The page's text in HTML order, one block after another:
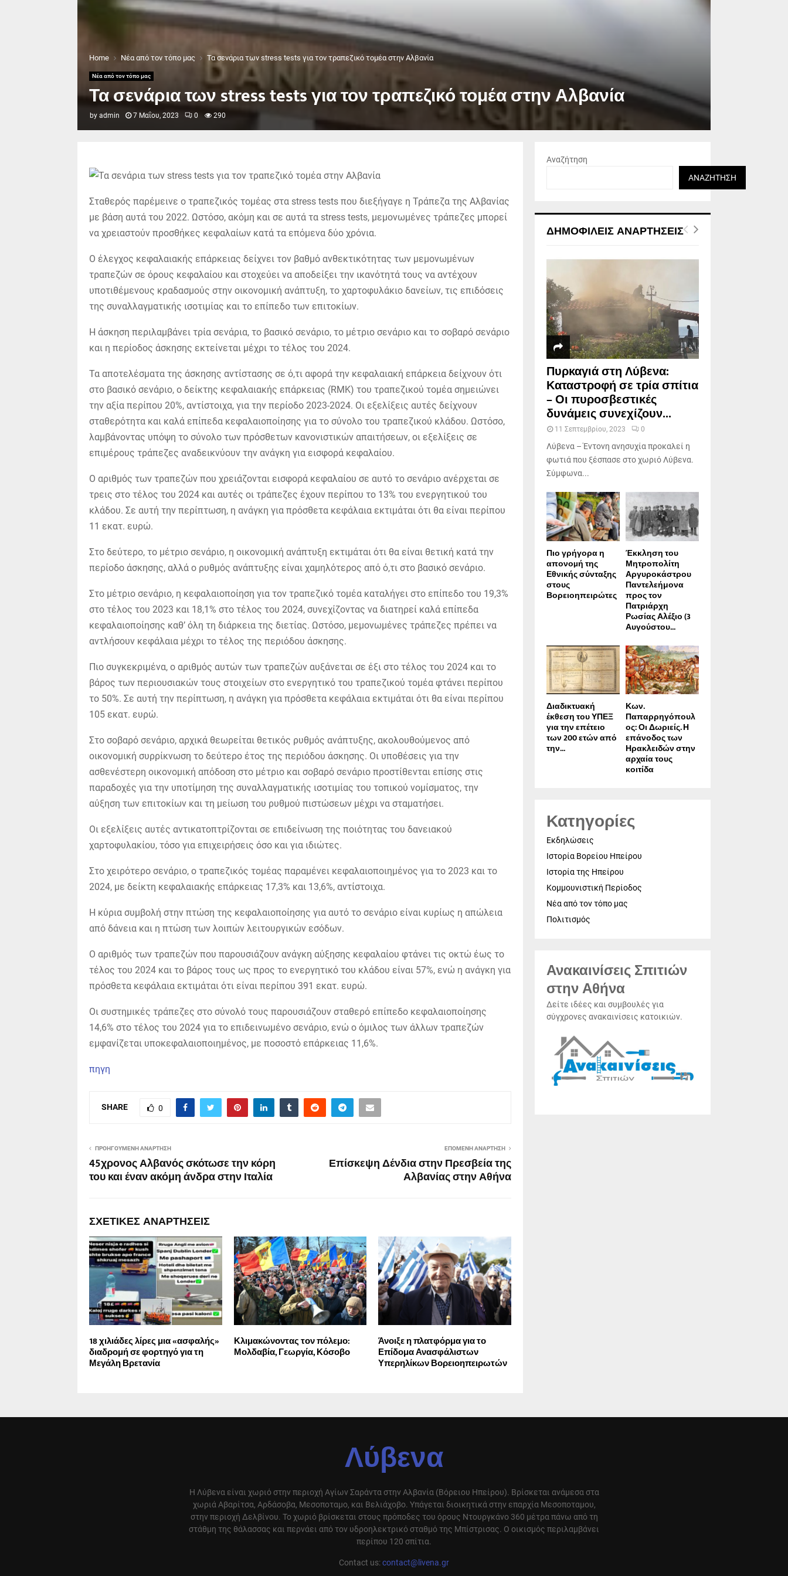
Home Νέα από τον τόπο μας Τα σενάρια των stress tests για τον τραπεζικό τομέα στην Αλβανία
Νέα από τον τόπο μας
Τα σενάρια των stress tests για τον τραπεζικό τομέα στην Αλβανία
by admin 7 Μαΐου, 2023 0 290
Σταθερός παρέμεινε ο τραπεζικός τομέας στα stress tests που διεξήγαγε η Τράπεζα της Αλβανίας
με βάση αυτά του 2022. Ωστόσο, ακόμη και σε αυτά τα stress tests, μεμονωμένες τράπεζες μπορεί
να χρειαστούν προσθήκες κεφαλαίων κατά τα επόμενα δύο χρόνια.
Ο έλεγχος κεφαλαιακής επάρκειας δείχνει τον βαθμό ανθεκτικότητας των μεμονωμένων
τραπεζών σε όρους κεφαλαίου και στοχεύει να αποδείξει την ικανότητά τους να αντέχουν
υποτιθέμενους κραδασμούς στην οικονομική ανάπτυξη, το χαρτοφυλάκιο δανείων, τις επιδόσεις
της συναλλαγματικής ισοτιμίας και το επίπεδο των επιτοκίων.
Η άσκηση περιλαμβάνει τρία σενάρια, το βασικό σενάριο, το μέτριο σενάριο και το σοβαρό σενάριο
και η περίοδος άσκησης εκτείνεται μέχρι το τέλος του 2024.
Τα αποτελέσματα της άσκησης αντίστασης σε ό,τι αφορά την κεφαλαιακή επάρκεια δείχνουν ότι
στο βασικό σενάριο, ο δείκτης κεφαλαιακής επάρκειας (RMK) του τραπεζικού τομέα σημειώνει
την αξία περίπου 20%, αντίστοιχα, για την περίοδο 2023-2024. Οι εξελίξεις αυτές δείχνουν
σταθερότητα και καλά επίπεδα κεφαλαιοποίησης για το σύνολο του τραπεζικού κλάδου. Ωστόσο,
λαμβάνοντας υπόψη το σύνολο των πρόσθετων κανονιστικών απαιτήσεων, οι εξελίξεις σε
επιμέρους τράπεζες αναδεικνύουν την ανάγκη για εισφορά κεφαλαίου.
Ο αριθμός των τραπεζών που χρειάζονται εισφορά κεφαλαίου σε αυτό το σενάριο ανέρχεται σε
τρεις στο τέλος του 2024 και αυτές οι τράπεζες έχουν περίπου το 13% του ενεργητικού του
κλάδου. Σε αυτή την περίπτωση, η ανάγκη για πρόσθετα κεφάλαια εκτιμάται ότι θα είναι περίπου
11 εκατ. ευρώ.
Στο δεύτερο, το μέτριο σενάριο, η οικονομική ανάπτυξη εκτιμάται ότι θα είναι θετική κατά την
περίοδο άσκησης, αλλά ο ρυθμός ανάπτυξης είναι χαμηλότερος από ό,τι στο βασικό σενάριο.
Στο μέτριο σενάριο, η κεφαλαιοποίηση για τον τραπεζικό τομέα καταλήγει στο επίπεδο του 19,3%
στο τέλος του 2023 και 18,1% στο τέλος του 2024, συνεχίζοντας να διατηρεί καλά επίπεδα
κεφαλαιοποίησης καθ’ όλη τη διάρκεια της διετίας. Ωστόσο, μεμονωμένες τράπεζες πρέπει να
αντλήσουν κεφάλαια μέχρι το τέλος της περιόδου άσκησης.
Πιο συγκεκριμένα, ο αριθμός αυτών των τραπεζών αυξάνεται σε έξι στο τέλος του 2024 και το
βάρος των περιουσιακών τους στοιχείων στο ενεργητικό του τραπεζικού τομέα φτάνει περίπου
το 50%. Σε αυτή την περίπτωση, η ανάγκη για πρόσθετα κεφάλαια εκτιμάται ότι θα είναι περίπου
105 εκατ. ευρώ.
Στο σοβαρό σενάριο, αρχικά θεωρείται θετικός ρυθμός ανάπτυξης, ακολουθούμενος από
οικονομική συρρίκνωση το δεύτερο έτος της περιόδου άσκησης. Οι υποθέσεις για την
ασθενέστερη οικονομική απόδοση στο μέτριο και σοβαρό σενάριο προστίθενται επίσης στις
παραδοχές για την υποτίμηση της συναλλαγματικής ισοτιμίας του τοπικού νομίσματος, την
αύξηση των επιτοκίων και τη μείωση του ρυθμού πιστώσεων μέχρι να σταματήσει.
Οι εξελίξεις αυτές αντικατοπτρίζονται σε επιδείνωση της ποιότητας του δανειακού
χαρτοφυλακίου, τόσο για επιχειρήσεις όσο και για ιδιώτες.
Στο χειρότερο σενάριο, ο τραπεζικός τομέας παραμένει κεφαλαιοποιημένος για το 2023 και το
2024, με δείκτη κεφαλαιακής επάρκειας 17,3% και 13,6%, αντίστοιχα.
Η κύρια συμβολή στην πτώση της κεφαλαιοποίησης για αυτό το σενάριο είναι κυρίως η απώλεια
από δάνεια και η πτώση των λοιπών λειτουργικών εσόδων.
Ο αριθμός των τραπεζών που παρουσιάζουν ανάγκη αύξησης κεφαλαίου φτάνει τις οκτώ έως το
τέλος του 2024 και το βάρος τους ως προς το ενεργητικό του κλάδου είναι 57%, ενώ η ανάγκη για
πρόσθετα κεφάλαια εκτιμάται ότι είναι περίπου 391 εκατ. ευρώ.
Οι συστημικές τράπεζες στο σύνολό τους παρουσιάζουν σταθερό επίπεδο κεφαλαιοποίησης
14,6% στο τέλος του 2024 για το επιδεινωμένο σενάριο, ενώ ο όμιλος των άλλων τραπεζών
εμφανίζεται υποκεφαλαιοποιημένος, με ποσοστό επάρκειας 11,6%.
πηγη
SHARE 0
ΠΡΟΗΓΟΎΜΕΝΗ ΑΝΆΡΤΗΣΗ
45χρονος Αλβανός σκότωσε την κόρη
του και έναν ακόμη άνδρα στην Ιταλία
ΕΠΌΜΕΝΗ ΑΝΆΡΤΗΣΗ
Επίσκεψη Δένδια στην Πρεσβεία της
Αλβανίας στην Αθήνα
ΣΧΕΤΙΚΈΣ ΑΝΑΡΤΉΣΕΙΣ
18 χιλιάδες λίρες μια «ασφαλής»
διαδρομή σε φορτηγό για τη
Μεγάλη Βρετανία
Κλιμακώνοντας τον πόλεμο:
Μολδαβία, Γεωργία, Κόσοβο
Άνοιξε η πλατφόρμα για το
Επίδομα Ανασφάλιστων
Υπερηλίκων Βορειοηπειρωτών
Αναζήτηση
ΑΝΑΖΉΤΗΣΗ
ΔΗΜΟΦΙΛΕΊΣ ΑΝΑΡΤΉΣΕΙΣ
Πυρκαγιά στη Λύβενα:
Καταστροφή σε τρία σπίτια
– Οι πυροσβεστικές
δυνάμεις συνεχίζουν...
11 Σεπτεμβρίου, 2023 0
Λύβενα – Έντονη ανησυχία προκαλεί η
φωτιά που ξέσπασε στο χωριό Λύβενα.
Σύμφωνα...
Πιο γρήγορα η
απονοµή της
Εθνικής σύνταξης
στους
Βορειοηπειρώτες
Έκκληση του
Μητροπολίτη
Αργυροκάστρου
Παντελεήμονα
προς τον
Πατριάρχη
Ρωσίας Αλέξιο (3
Αυγούστου...
Διαδικτυακή
έκθεση του ΥΠΕΞ
για την επέτειο
των 200 ετών από
την...
Κων.
Παπαρρηγόπουλ
ος: Οι Δωριείς. Η
επάνοδος των
Ηρακλειδών στην
αρχαία τους
κοιτίδα
Κατηγορίες
Εκδηλώσεις
Ιστορία Βορείου Ηπείρου
Ιστορία της Ηπείρου
Κομμουνιστική Περίοδος
Νέα από τον τόπο μας
Πολιτισμός
Ανακαινίσεις Σπιτιών
στην Αθήνα
Δείτε ιδέες και συμβουλές για
σύγχρονες ανακαινίσεις κατοικιών.
Λύβενα
Η Λύβενα είναι χωριό στην περιοχή Αγίων Σαράντα στην Αλβανία (Βόρειου Ηπείρου). Βρίσκεται ανάμεσα στα
χωριά Αβαρίτσα, Αρδάσοβα, Μεσοποταμο, και Βελιάχοβο. Υπάγεται διοικητικά στην επαρχία Μεσοποταμου,
στην περιοχή Δελβίνου. Το χωριό βρίσκεται στους πρόποδες του όρους Ντουργκάνο 360 μέτρα πάνω από τη
στάθμη της θάλασσας και περνάει από τον υδροηλεκτρικό σταθμό της Μπίστρισας. Ο οικισμός περιλαμβάνει
περίπου 120 σπίτια.
Contact us:contact@livena.gr